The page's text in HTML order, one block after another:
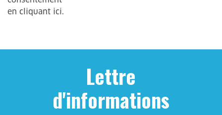
Lettre
d'informations